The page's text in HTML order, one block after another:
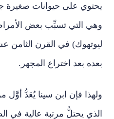
يحتوي على حيوانات صغيرة
وهي التي تسبِّب بعض
ليوتهوك) في القرن الثامن
بعده بعد اختراع المجهر.
ولهذا فإن ابن سينا يُعَدُّ
الذي يحتلُّ مرتبة عالية